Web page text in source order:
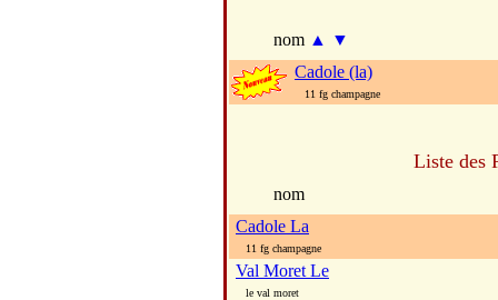
nom ▲
▼
Cadole (la)
11 fg champagne
Liste des
nom
Cadole La
11 fg champagne
Val Moret Le
le val moret